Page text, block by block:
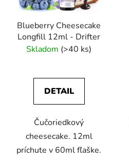
Blueberry Cheesecake
Longfill 12ml - Drifter
Skladom (>40 ks)
DETAIL
Čučoriedkový
cheesecake. 12ml
príchute v 60ml fľaške.